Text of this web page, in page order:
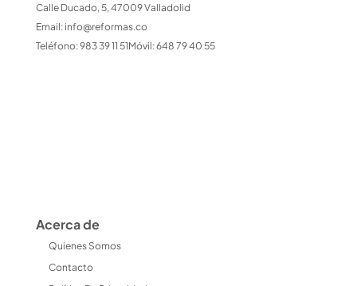
Calle Ducado, 5, 47009 Valladolid
Email: info@reformas.co
Teléfono: 983 39 11 51Móvil: 648 79 40 55
Acerca de
Quienes Somos
Contacto